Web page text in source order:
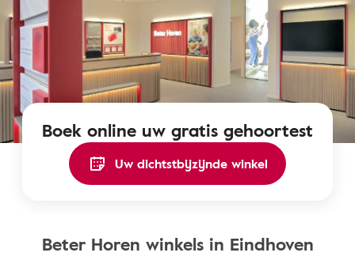
Boek online uw gratis gehoortest
Uw dichtstbijzijnde winkel
Beter Horen winkels in Eindhoven